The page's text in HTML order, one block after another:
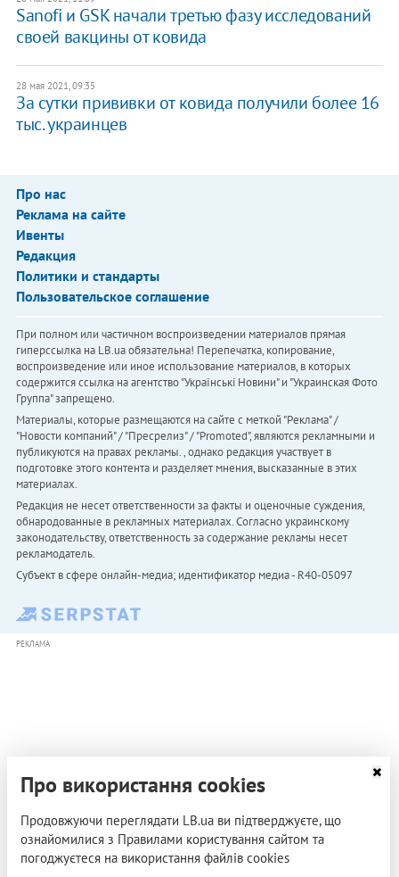
Sanofi и GSK начали третью фазу исследований
своей вакцины от ковида
28 мая 2021, 09:35
За сутки прививки от ковида получили более 16
тыс. украинцев
Про нас
Реклама на сайте
Ивенты
Редакция
Политики и стандарты
Пользовательское соглашение
При полном или частичном воспроизведении материалов прямая
гиперссылка на LB.ua обязательна! Перепечатка, копирование,
воспроизведение или иное использование материалов, в которых
содержится ссылка на агентство "Українськi Новини" и "Украинская Фото
Группа" запрещено.
Материалы, которые размещаются на сайте с меткой "Реклама" /
"Новости компаний" / "Пресрелиз" / "Promoted", являются рекламными и
публикуются на правах рекламы. , однако редакция участвует в
подготовке этого контента и разделяет мнения, высказанные в этих
материалах.
Редакция не несет ответственности за факты и оценочные суждения,
обнародованные в рекламных материалах. Согласно украинскому
законодательству, ответственность за содержание рекламы несет
рекламодатель.
Субъект в сфере онлайн-медиа; идентификатор медиа - R40-05097
РЕКЛАМА
Про використання cookies
Продовжуючи переглядати LB.ua ви підтверджуєте, що
ознайомилися з Правилами користування сайтом та
погоджуєтеся на використання файлів cookies